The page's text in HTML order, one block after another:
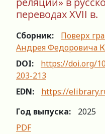
переводах XVII в.
Сборник:
Поверх
Андрея Федоровича
DOI:
https://doi.org/
203-213
EDN:
https://
Год выпуска:
2025
PDF